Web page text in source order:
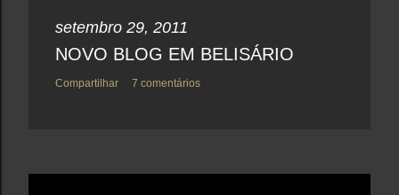
setembro 29, 2011
NOVO BLOG EM BELISÁRIO
Compartilhar 7 comentários